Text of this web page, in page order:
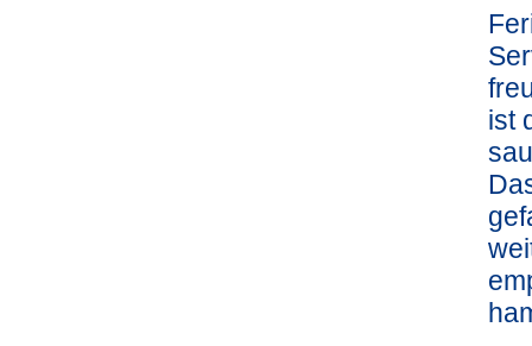
ist